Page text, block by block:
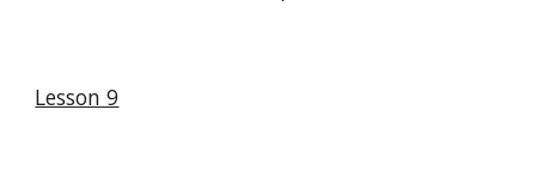
Lesson 9